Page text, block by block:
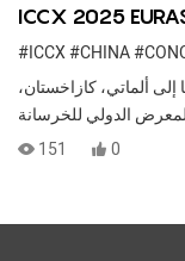
ICCX 2025
CONFERENCE &
#ICCX#CHINA
2025، توجه فريقنا إلى ألماتي، كازاخستان،
151
0